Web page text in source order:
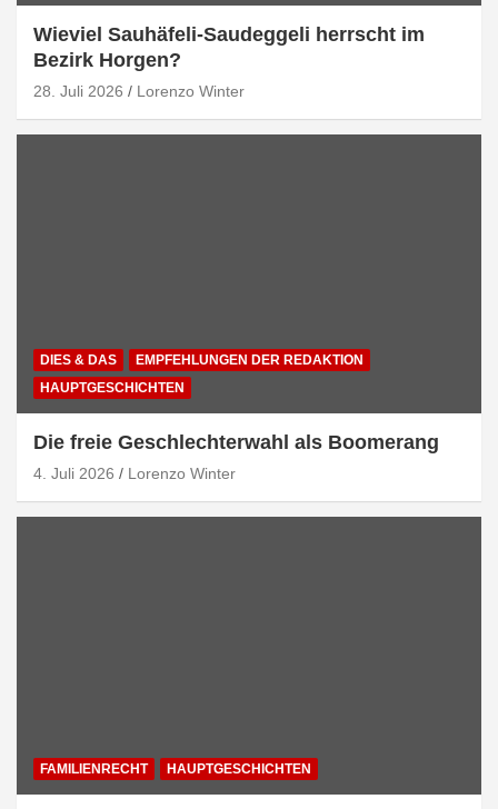
Wieviel Sauhäfeli-Saudeggeli herrscht im
Bezirk Horgen?
28. Juli 2026 Lorenzo Winter
DIES & DAS
EMPFEHLUNGEN DER REDAKTION
HAUPTGESCHICHTEN
Die freie Geschlechterwahl als Boomerang
4. Juli 2026 Lorenzo Winter
FAMILIENRECHT HAUPTGESCHICHTEN